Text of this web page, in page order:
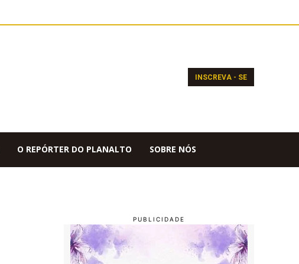
INSCREVA - SE
O REPÓRTER DO PLANALTO SOBRE NÓS